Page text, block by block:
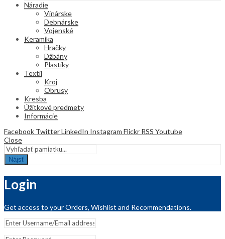
Náradie
Vinárske
Debnárske
Vojenské
Keramika
Hračky
Džbány
Plastiky
Textil
Kroj
Obrusy
Kresba
Úžitkové predmety
Informácie
Facebook TwitterLinkedIn Instagram Flickr RSS Youtube
Close
Nájsť
Login
Get access to your Orders, Wishlist and Recommendations.